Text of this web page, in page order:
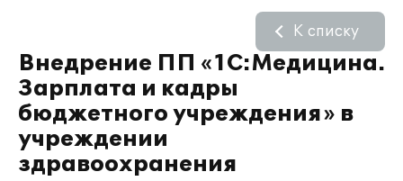
Внедрение ПП «1С:Медицина.
Зарплата и кадры
бюджетного учреждения» в
учреждении
здравоохранения
К списку